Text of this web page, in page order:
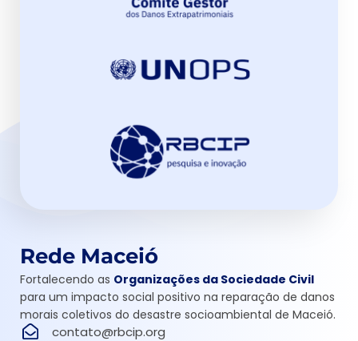
Rede Maceió
Fortalecendo as Organizações da Sociedade Civil
para um impacto social positivo na reparação de danos
morais coletivos do desastre socioambiental de Maceió.
contato@rbcip.org